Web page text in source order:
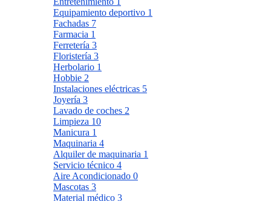
Equipamiento deportivo 1
Fachadas 7
Farmacia 1
Ferretería 3
Floristería 3
Herbolario 1
Hobbie 2
Instalaciones eléctricas 5
Joyería 3
Lavado de coches 2
Limpieza 10
Manicura 1
Maquinaria 4
Alquiler de maquinaria 1
Servicio técnico 4
Aire Acondicionado 0
Mascotas 3
Material médico 3